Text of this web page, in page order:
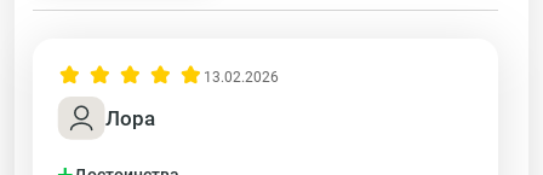
Лора
13.02.2026